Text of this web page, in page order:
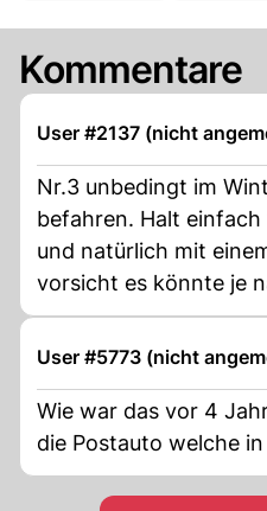
Kommentare
User #2137 (nicht
Nr.3 unbedingt im
befahren. Halt
und natürlich mit
vorsicht es könnte je
eisig sein. Aber Spass
User #5773 (nicht
Wie war das vor 4
die Postauto welche